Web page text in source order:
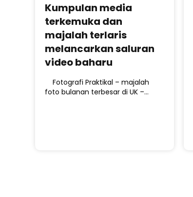
Kumpulan media
terkemuka dan
majalah terlaris
melancarkan saluran
video baharu
Fotografi Praktikal – majalah
foto bulanan terbesar di UK –…